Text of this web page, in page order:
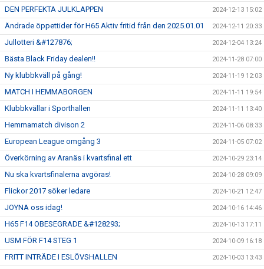
DEN PERFEKTA JULKLAPPEN 2024-12-13 15:02
Ändrade öppettider för H65 Aktiv fritid från den 2025.01.01 2024-12-11 20:33
Jullotteri &#127876; 2024-12-04 13:24
Bästa Black Friday dealen!! 2024-11-28 07:00
Ny klubbkväll på gång! 2024-11-19 12:03
MATCH I HEMMABORGEN 2024-11-11 19:54
Klubbkvällar i Sporthallen 2024-11-11 13:40
Hemmamatch divison 2 2024-11-06 08:33
European League omgång 3 2024-11-05 07:02
Överkörning av Aranäs i kvartsfinal ett 2024-10-29 23:14
Nu ska kvartsfinalerna avgöras! 2024-10-28 09:09
Flickor 2017 söker ledare 2024-10-21 12:47
JOYNA oss idag! 2024-10-16 14:46
H65 F14 OBESEGRADE &#128293; 2024-10-13 17:11
USM FÖR F14 STEG 1 2024-10-09 16:18
FRITT INTRÄDE I ESLÖVSHALLEN 2024-10-03 13:43